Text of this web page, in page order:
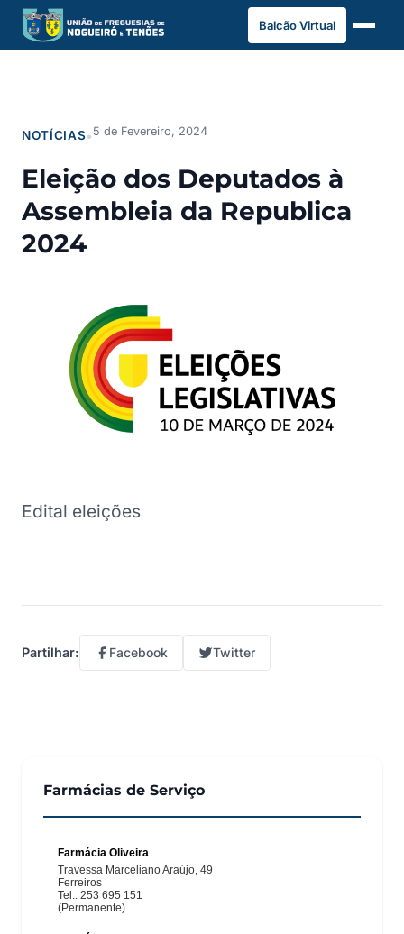
Saltar
para
o
Balcão Virtual
NOTÍCIAS• 5 de Fevereiro, 2024
Eleição dos Deputados à
Assembleia da Republica
2024
Edital eleições
Partilhar: Facebook Twitter
Farmácias de Serviço